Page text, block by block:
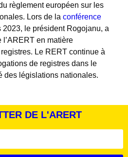
règlement européen sur les
Lors de la conférence
2023, le président Rogojanu, a
l’ARERT en matière
Le RERT continue à
de registres dans le
des législations nationales.
DE L'ARERT